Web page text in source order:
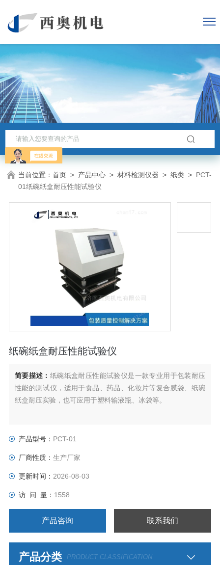
当前位置：首页 > 产品中心 >材料检测仪器 >纸类 > PCT-
01纸碗纸盒耐压性能试验仪
纸碗纸盒耐压性能试验仪
简要描述： 纸碗纸盒耐压性能试验仪是一款专业用于包装耐压
性能的测试仪，适用于食品、药品、化妆片等复合膜袋、纸碗
纸盒耐压实验，也可应用于塑料输液瓶、冰袋等。
产品型号： PCT-01
厂商性质： 生产厂家
更新时间： 2026-08-03
访 问 量： 1558
产品咨询 联系我们
产品分类 PRODUCT CLASSIFICATION